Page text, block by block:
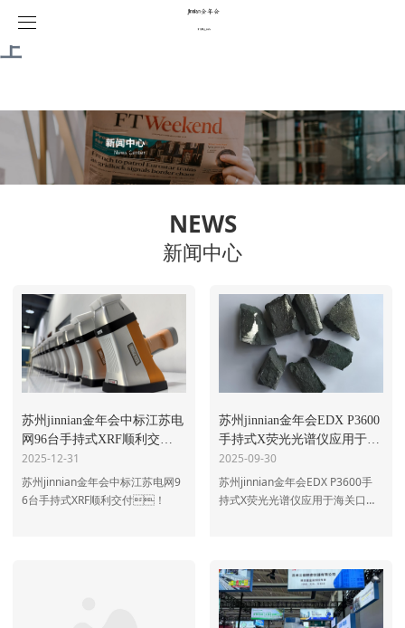
金年会|金年会·jinnian(金字招牌)诚信至
上
产品中心
jinnian金年会检测
食品安全
环境保护
稀土检测
解决方案
新闻中心
公司新闻
行业新闻
媒体报道
联系我们
NEWS
新闻中心
苏州jinnian金年会中标江苏电
网96台手持式XRF顺利交
付！
2025-12-31
苏州jinnian金年会中标江苏电网9
6台手持式XRF顺利交付！
苏州jinnian金年会EDX P3600
手持式X荧光光谱仪应用于海
关口岸现场快速查验货物稀
土元素
2025-09-30
苏州jinnian金年会EDX P3600手
持式X荧光光谱仪应用于海关口岸